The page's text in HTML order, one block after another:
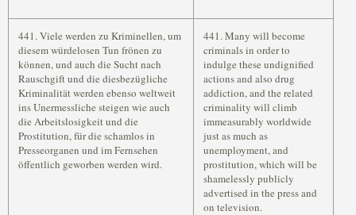
441. Viele werden zu Kriminellen, um
diesem würdelosen Tun frönen zu
können, und auch die Sucht nach
Rauschgift und die diesbezügliche
Kriminalität werden ebenso weltweit
ins Unermessliche steigen wie auch
die Arbeitslosigkeit und die
Prostitution, für die schamlos in
Presseorganen und im Fernsehen
öffentlich geworben werden wird.
441. Many will become
criminals in order to
indulge these undignified
actions and also drug
addiction, and the related
criminality will climb
immeasurably worldwide
just as much as
unemployment, and
prostitution, which will be
shamelessly publicly
advertised in the press and
on television.